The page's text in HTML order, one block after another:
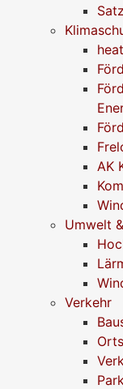
AK
Umwelt
Verkehr